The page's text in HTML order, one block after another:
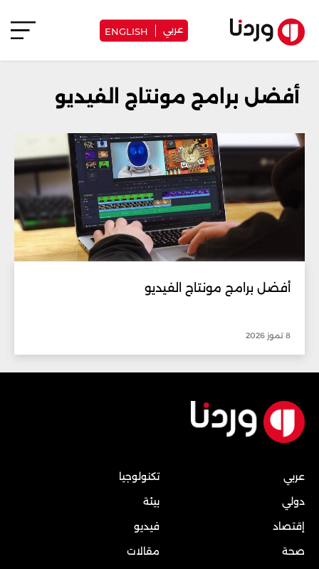
عربي ENGLISH
أفضل برامج مونتاج الفيديو
أفضل برامج مونتاج الفيديو
8 تموز 2026
عربي
دولي
إقتصاد
صحة
تكنولوجيا
بيئة
فيديو
مقالات